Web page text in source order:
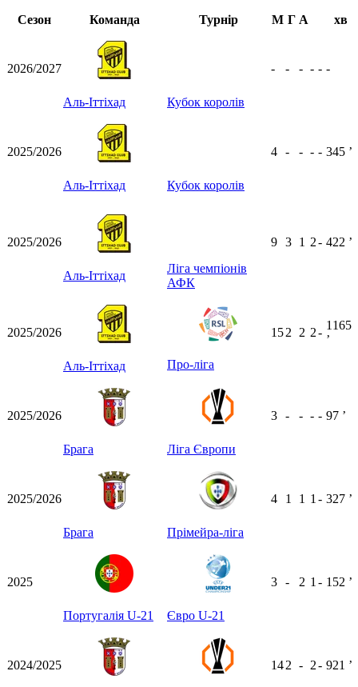
Сезон
Команда Турнір М Г А хв
2026/2027
Аль-Іттіхад Кубок королів
- - - - - -
2025/2026
Аль-Іттіхад Кубок королів
4 - - - - 345 ʼ
2025/2026
Аль-Іттіхад
Ліга чемпіонів
АФК
9 3 1 2- 422 ʼ
2025/2026
Аль-Іттіхад Про-ліга
152 2 2-
1165
ʼ
2025/2026
Брага Ліга Європи
3 - - - - 97 ʼ
2025/2026
Брага Прімейра-ліга
4 1 1 1 - 327 ʼ
2025
Португалія U-21 Євро U-21
3 - 2 1 - 152 ʼ
2024/2025 142 - 2- 921 ʼ